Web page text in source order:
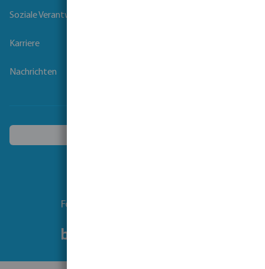
Soziale Verantwortung der Unternehmen
Karriere
Nachrichten
Folgen Sie uns